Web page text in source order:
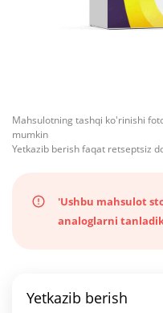
Mahsulotning tashqi ko'rinishi
mumkin
Yetkazib berish faqat retseptsiz
'Ushbu mahsulot
analoglarni
Yetkazib berish